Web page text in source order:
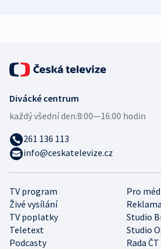
TV program
Pro
Živé vysílání
Reklama
TV poplatky
Studio
Teletext
Studio
Podcasty
Rada ČT
Divácké centrum
každý všední den:8:00—16:00 hodin
261 136 113
info@ceskatelevize.cz